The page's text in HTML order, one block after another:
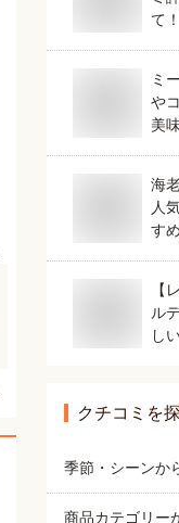
て！
ミ
や
美
海
人
す
【
ル
し
クチコミを
季節・シーンか
商品カテゴリー